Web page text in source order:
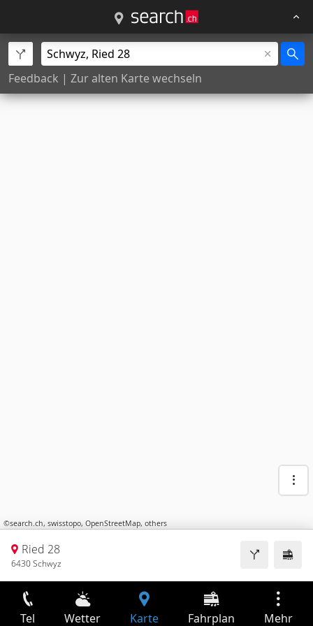
Feedback | Zur alten Karte wechseln
©search.ch, swisstopo, OpenStreetMap, others
Ried 28
6430 Schwyz
Tel Wetter Karte Fahrplan Mehr